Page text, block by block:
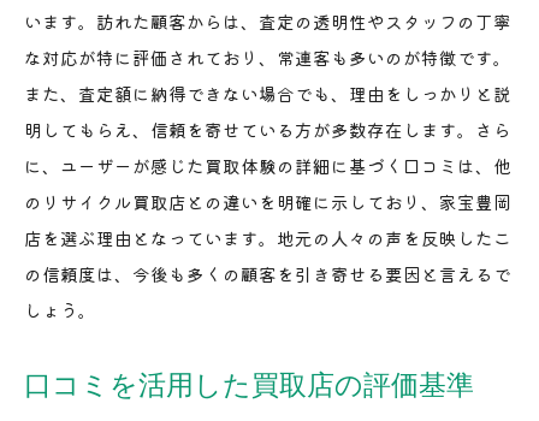
います。訪れた顧客からは、査定の透明性やスタッフの丁寧
な対応が特に評価されており、常連客も多いのが特徴です。
また、査定額に納得できない場合でも、理由をしっかりと説
明してもらえ、信頼を寄せている方が多数存在します。さら
に、ユーザーが感じた買取体験の詳細に基づく口コミは、他
のリサイクル買取店との違いを明確に示しており、家宝豊岡
店を選ぶ理由となっています。地元の人々の声を反映したこ
の信頼度は、今後も多くの顧客を引き寄せる要因と言えるで
しょう。
口コミを活用した買取店の評価基準